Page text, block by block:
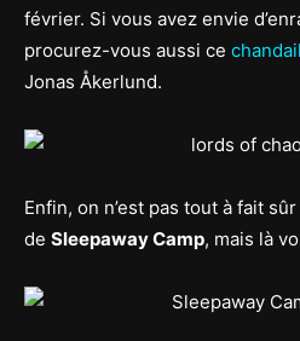
février. Si vous avez envie
procurez-vous aussi ce
Jonas Åkerlund.
Enfin, on n’est pas tout à fait
de Sleepaway Camp, mais là